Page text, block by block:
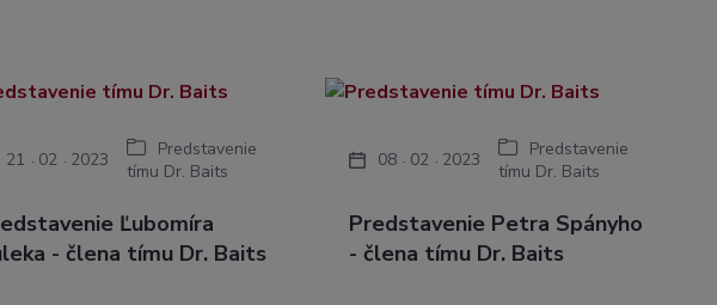
Ľubomíra
- člena tímu Dr. Baits
21 02 2023
Predstavenie
tímu Dr. Baits
Predstavenie Petra Spányho
- člena tímu Dr. Baits
08 02 2023
Predstavenie
tímu Dr. Baits